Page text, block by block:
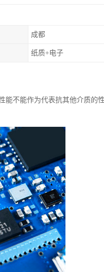
成都
纸质+电子
能不能作为代表抗其他介质的